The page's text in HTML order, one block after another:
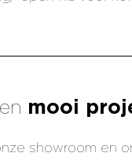
mooi
showroom en